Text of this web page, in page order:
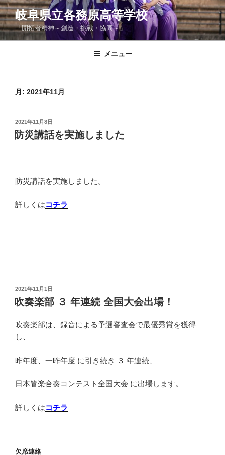
コ
ン
テ
ン
岐阜県立各務原高等学校
「開拓者精神～創造・挑戦・協同～」
メニュー
月: 2021年11月
投
稿
日:
2021年11月8日
防災講話を実施しました
防災講話を実施しました。
詳しくはコチラ
投
稿
日:
2021年11月1日
吹奏楽部 ３ 年連続 全国大会出場！
吹奏楽部は、録音による予選審査会で最優秀賞を獲得
し、
昨年度、一昨年度 に引き続き ３ 年連続、
日本管楽合奏コンテスト全国大会 に出場します。
詳しくはコチラ
欠席連絡